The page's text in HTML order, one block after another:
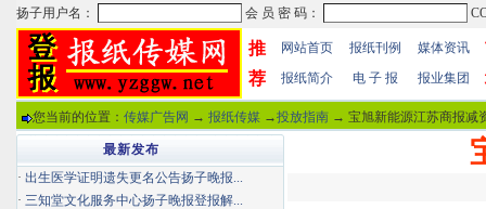
推
荐
网站首页 报纸刊例 媒体资讯
报纸简介 电 子 报 报业集团
您当前的位置： 传媒广告网 → 报纸传媒 →投放指南 → 宝旭新能源江苏商报减
最新发布
· 出生医学证明遗失更名公告扬子晚报...
· 三知堂文化服务中心扬子晚报登报解...